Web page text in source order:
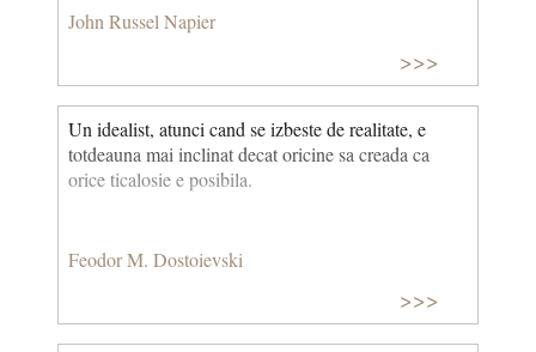
John Russel Napier
>>>
Un idealist, atunci cand se izbeste de realitate, e
totdeauna mai inclinat decat oricine sa creada ca
orice ticalosie e posibila.
Feodor M. Dostoievski
>>>